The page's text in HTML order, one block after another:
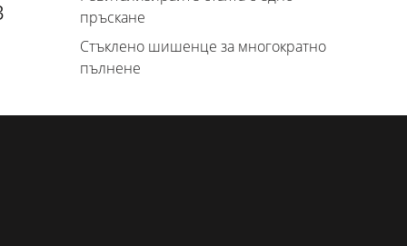
пръскане
Стъклено шишенце за многократно
пълнене